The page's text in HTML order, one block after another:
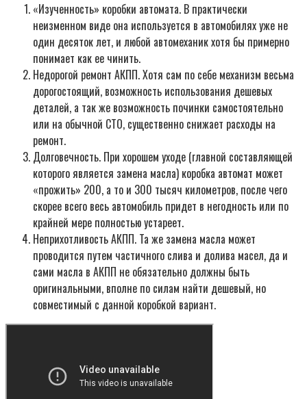
«Изученность» коробки автомата. В практически
неизменном виде она используется в автомобилях уже не
один десяток лет, и любой автомеханик хотя бы примерно
понимает как ее чинить.
Недорогой ремонт АКПП. Хотя сам по себе механизм весьма
дорогостоящий, возможность использования дешевых
деталей, а так же возможность починки самостоятельно
или на обычной СТО, существенно снижает расходы на
ремонт.
Долговечность. При хорошем уходе (главной составляющей
которого является замена масла) коробка автомат может
«прожить» 200, а то и 300 тысяч километров, после чего
скорее всего весь автомобиль придет в негодность или по
крайней мере полностью устареет.
Неприхотливость АКПП. Та же замена масла может
проводится путем частичного слива и долива масел, да и
сами масла в АКПП не обязательно должны быть
оригинальными, вполне по силам найти дешевый, но
совместимый с данной коробкой вариант.